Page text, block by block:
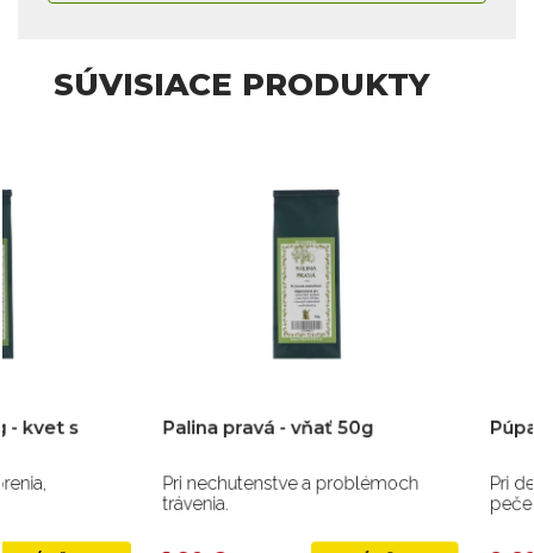
SÚVISIACE PRODUKTY
Palina pravá - vňať 50g
Pri nechutenstve a problémoch
Púpava lekárska -
Pri detoxikácii a